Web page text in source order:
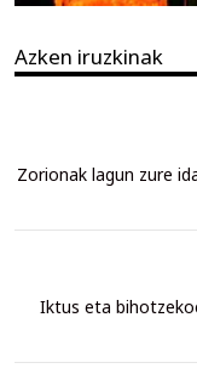
Azken iruzkinak
Zorionak lagun zure
Iktus eta